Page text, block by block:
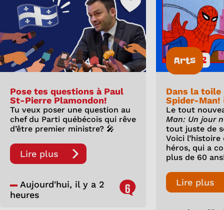
Pose tes questions à Paul
St-Pierre Plamondon!
Tu veux poser une question au
chef du Parti québécois qui rêve
d’être premier ministre? 🎤
Lire plus
Aujourd'hui, il y a 2
heures
6
Arts
Dans la toile
Spider-
Le tout
Man: Un jour
tout juste de
Voici
héros, qui a
plus de 60
Lire plus